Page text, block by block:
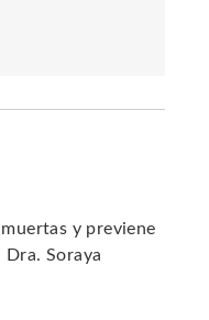
y previene
Dra. Soraya